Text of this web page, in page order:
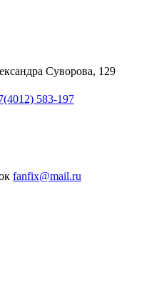
Суворова, 129
583-197
fanfix@mail.ru